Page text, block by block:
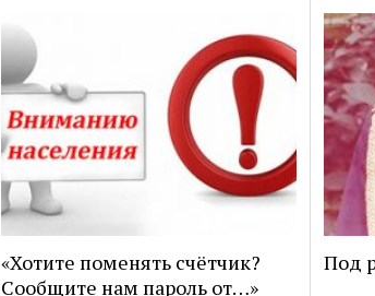
«Хотите поменять счётчик?
Сообщите нам пароль от…»
Под